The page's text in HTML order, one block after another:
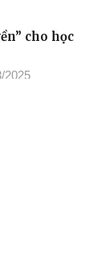
cho học
2025